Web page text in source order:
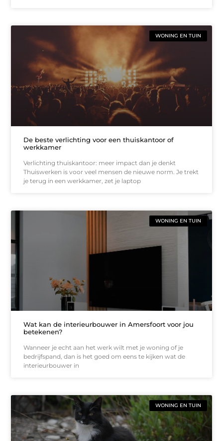
WONING EN TUIN
De beste verlichting voor een thuiskantoor of
werkkamer
Verlichting thuiskantoor: meer impact dan je denkt
Thuiswerken is voor veel mensen de nieuwe norm. Je trekt
je terug in een werkkamer, zet je laptop
WONING EN TUIN
Wat kan de interieurbouwer in Amersfoort voor jou
betekenen?
Wanneer je echt aan het werk wilt met je woning of je
bedrijfspand, dan is het goed om eens te kijken wat de
interieurbouwer in
WONING EN TUIN